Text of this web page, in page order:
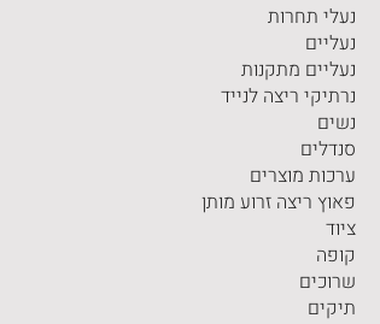
נעלי תחרות
נעליים
נעליים מתקנות
נרתיקי ריצה לנייד
נשים
סנדלים
ערכות מוצרים
פאוץ ריצה זרוע מותן
ציוד
קופה
שרוכים
תיקים